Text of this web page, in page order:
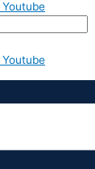
Youtube
Youtube